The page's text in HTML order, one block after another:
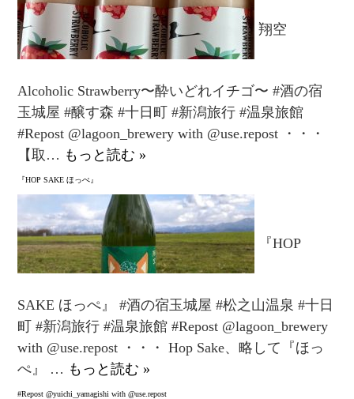
翔空
Alcoholic Strawberry〜酔いどれイチゴ〜 #酒の宿
玉城屋 #醸す森 #十日町 #新潟旅行 #温泉旅館
#Repost @lagoon_brewery with @use.repost ・・・
【取… もっと読む »
『HOP SAKE ほっぺ』
『HOP
SAKE ほっぺ』 #酒の宿玉城屋 #松之山温泉 #十日
町 #新潟旅行 #温泉旅館 #Repost @lagoon_brewery
with @use.repost ・・・ Hop Sake、略して『ほっ
ぺ』 … もっと読む »
#Repost @yuichi_yamagishi with @use.repost